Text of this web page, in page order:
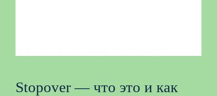
Stopover — что это и как